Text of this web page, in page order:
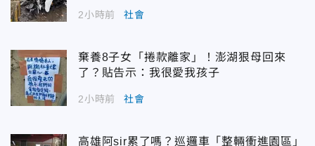
2小時前 社會
棄養8子女「捲款離家」！澎湖狠母回來
了？貼告示：我很愛我孩子
2小時前 社會
高雄阿sir累了嗎？巡邏車「整輛衝進園區」